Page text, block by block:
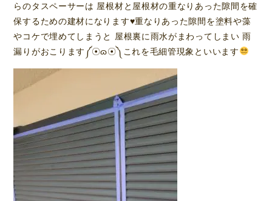
らのタスペーサーは 屋根材と屋根材の重なりあった隙間を確
保するための建材になります♥️重なりあった隙間を塗料や藻
やコケで埋めてしまうと 屋根裏に雨水がまわってしまい 雨
漏りがおこります༼☉ɷ☉༽これを毛細管現象といいます